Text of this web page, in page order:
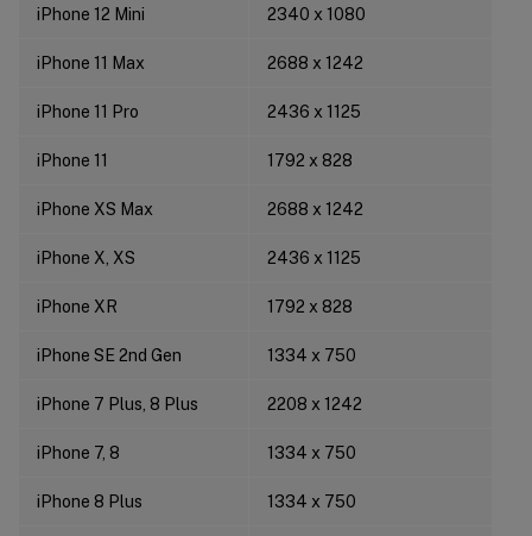
iPhone 12 Mini 2340 x 1080
iPhone 11 Max 2688 x 1242
iPhone 11 Pro 2436 x 1125
iPhone 11 1792 x 828
iPhone XS Max 2688 x 1242
iPhone X, XS 2436 x 1125
iPhone XR 1792 x 828
iPhone SE 2nd Gen 1334 x 750
iPhone 7 Plus, 8 Plus 2208 x 1242
iPhone 7, 8 1334 x 750
iPhone 8 Plus 1334 x 750